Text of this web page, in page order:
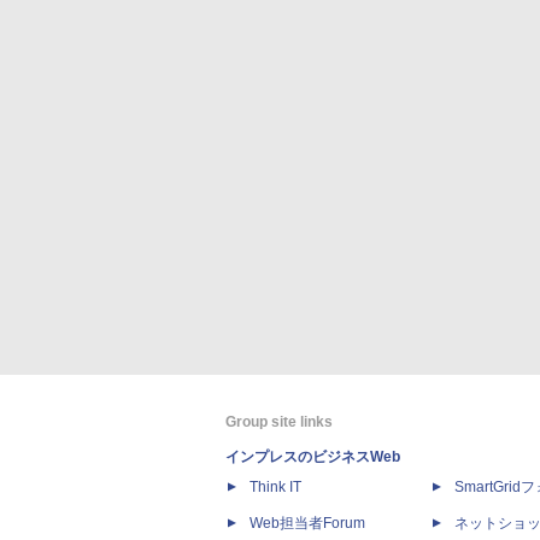
Group site links
インプレスのビジネスWeb
Think IT
Web担当者Forum
SmartGridフ
ネットショ